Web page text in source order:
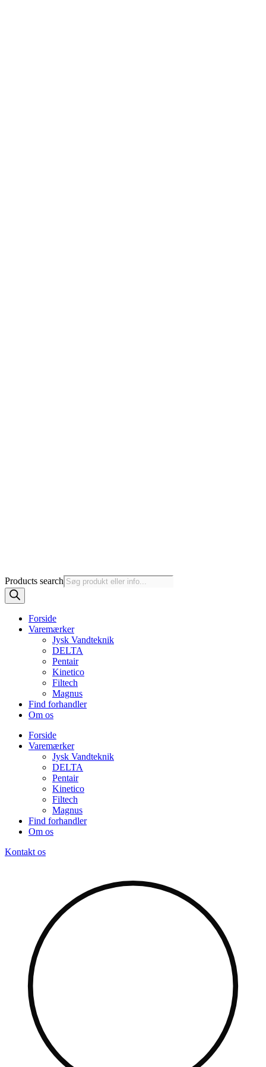
Products search
Forside
Varemærker
Jysk Vandteknik
DELTA
Pentair
Kinetico
Filtech
Magnus
Find forhandler
Om os
Forside
Varemærker
Jysk Vandteknik
DELTA
Pentair
Kinetico
Filtech
Magnus
Find forhandler
Om os
Kontakt os